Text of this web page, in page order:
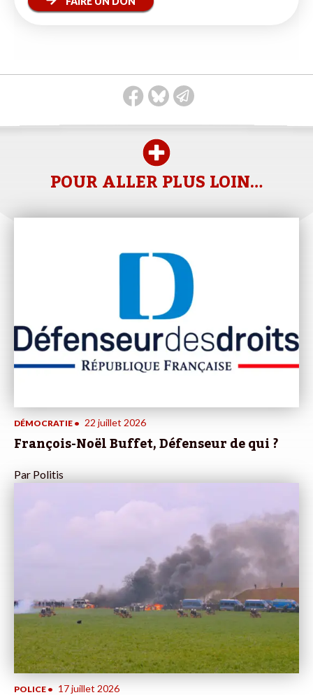
POUR ALLER PLUS LOIN…
DÉMOCRATIE • 22 juillet 2026
François-Noël Buffet, Défenseur de qui ?
Par Politis
POLICE • 17 juillet 2026